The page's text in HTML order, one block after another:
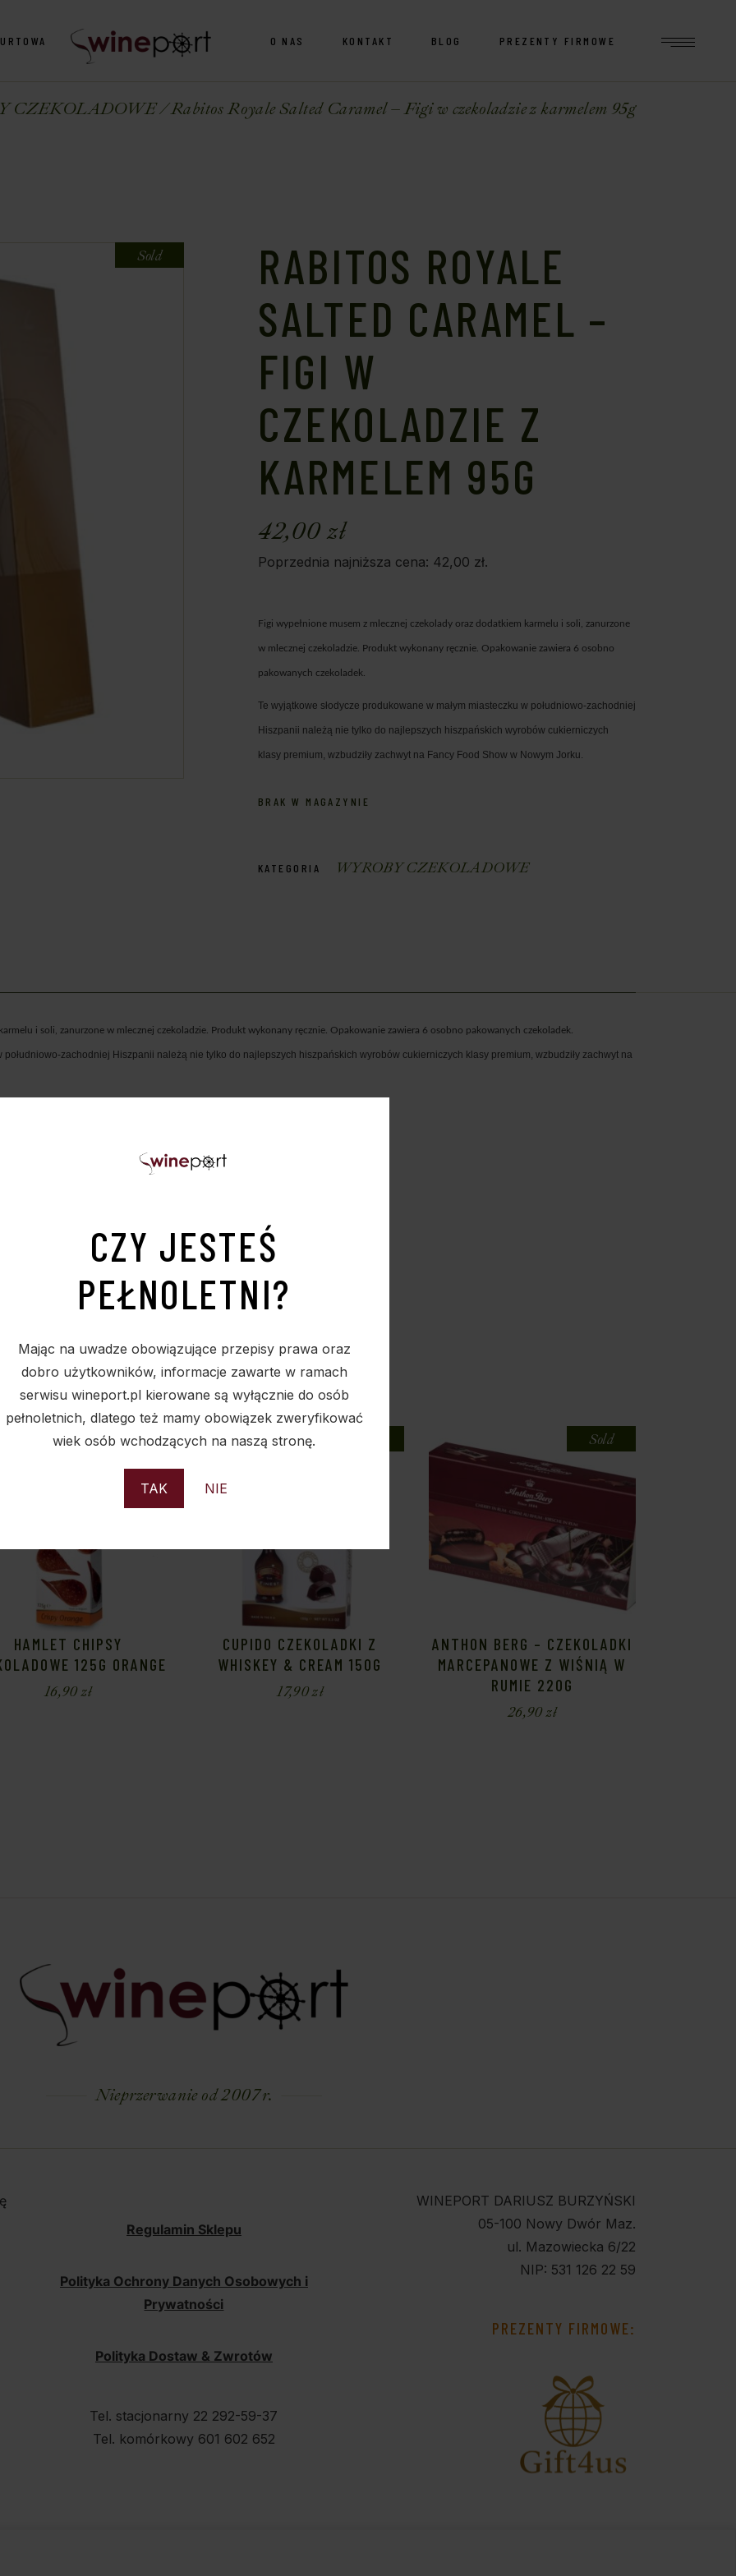
CZY JESTEŚ
PEŁNOLETNI?
Mając na uwadze obowiązujące przepisy prawa oraz
dobro użytkowników, informacje zawarte w ramach
serwisu wineport.pl kierowane są wyłącznie do osób
pełnoletnich, dlatego też mamy obowiązek zweryfikować
wiek osób wchodzących na naszą stronę.
TAK NIE
O NAS KONTAKT BLOG PREZENTY FIRMOWE
CZEKOLADOWE Rabitos Royale Salted Caramel – Figi w czekoladzie z karmelem 95g
Sold
RABITOS ROYALE
SALTED CARAMEL –
FIGI W
CZEKOLADZIE Z
KARMELEM 95G
42,00zł
Poprzednia najniższa cena: 42,00 zł.
Figi wypełnione musem z mlecznej czekolady oraz dodatkiem karmelu i soli , zanurzone
w mlecznej czekoladzie. Produkt wykonany ręcznie. Opakowanie zawiera 6 osobno
pakowanych czekoladek.
Te wyjątkowe słodycze produkowane w małym miasteczku w południowo-zachodniej
Hiszpanii należą nie tylko do najlepszych hiszpańskich wyrobów cukierniczych
klasy premium, wzbudziły zachwyt na Fancy Food Show w Nowym Jorku.
BRAK W MAGAZYNIE
KATEGORIA WYROBY CZEKOLADOWE
i soli , zanurzone w mlecznej czekoladzie. Produkt wykonany ręcznie. Opakowanie zawiera 6 osobno pakowanych czekoladek.
południowo-zachodniej Hiszpanii należą nie tylko do najlepszych hiszpańskich wyrobów cukierniczych klasy premium, wzbudziły zachwyt na
PODOBNE PRODUKTY
Sold
HAMLET CHIPSY
125G ORANGE
16,90zł
CUPIDO CZEKOLADKI Z
WHISKEY & CREAM 150G
17,90zł
Sold
ANTHON BERG – CZEKOLADKI
MARCEPANOWE Z WIŚNIĄ W
RUMIE 220G
26,90zł
Nieprzerwanie od 2007 r.
Regulamin Sklepu
Polityka Ochrony Danych Osobowych i
Prywatności
Polityka Dostaw & Zwrotów
Tel. stacjonarny 22 292-59-37
Tel. komórkowy 601 602 652
WINEPORT DARIUSZ BURZYŃSKI
05-100 Nowy Dwór Maz.
ul. Mazowiecka 6/22
NIP: 531 126 22 59
PREZENTY FIRMOWE: